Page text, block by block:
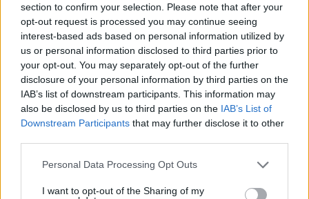
section to confirm your selection. Please note that after your
opt-out request is processed you may continue seeing
interest-based ads based on personal information utilized by
us or personal information disclosed to third parties prior to
your opt-out. You may separately opt-out of the further
disclosure of your personal information by third parties on the
IAB’s list of downstream participants. This information may
also be disclosed by us to third parties on the IAB’s List of
Downstream Participants that may further disclose it to other
Please note that this website/app uses one or more Google
not limited to your visit or usage behaviour. You may click to
Personal Data Processing Opt Outs
I want to opt-out of the Sharing of my
Παρασκευή 6 Δεκεμβρίου
Μονακό - Άλμπα Βερολίνου 100-80
Ολυμπιακός - Παρί 90-96
Βίρτους Μπολόνια - Ερυθρός Αστέρας 87-94
Αρμάνι Μιλάνο - Βιλερμπάν 92-84
Η κατάταξη
Φενέρμπαχτσε 10-4